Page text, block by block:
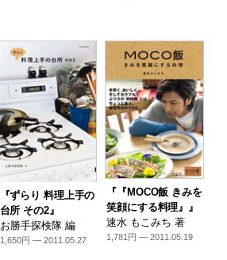
『ずらり 料理上手の
台所 その2』
お勝手探検隊 編
1,650円 — 2011.05.27
『『MOCO飯 きみを
笑顔にする料理』』
速水 もこみち 著
1,781円 — 2011.05.19